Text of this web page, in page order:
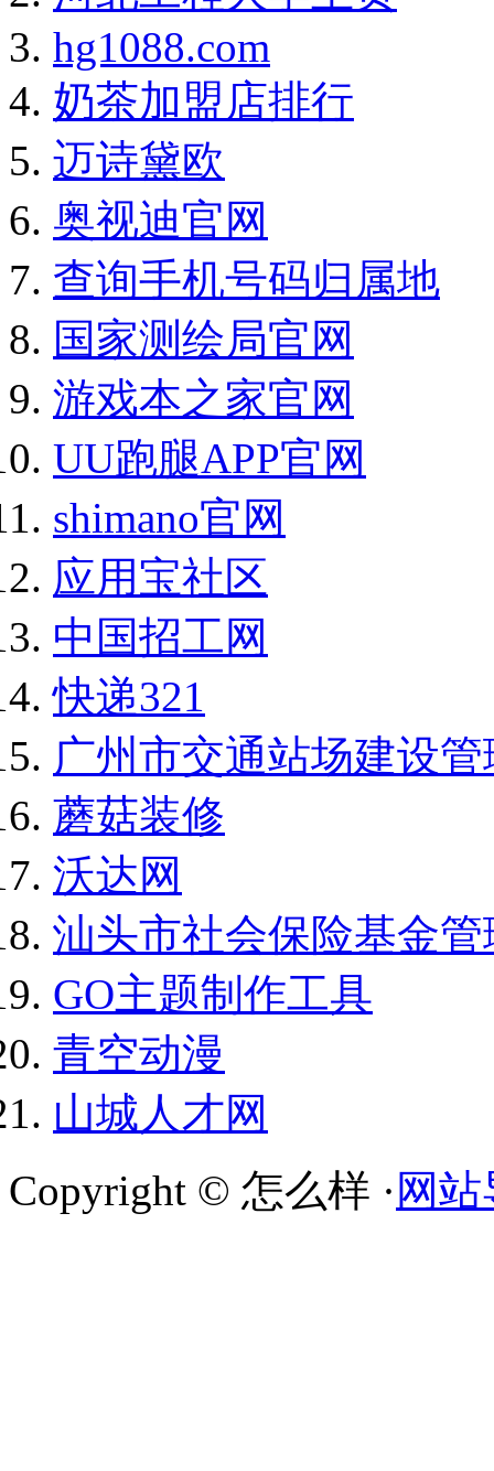
hg1088.com
奶茶加盟店排行
迈诗黛欧
奥视迪官网
查询手机号码归属地
国家测绘局官网
游戏本之家官网
UU跑腿APP官网
shimano官网
应用宝社区
中国招工网
快递321
广州市交通站场建设
蘑菇装修
沃达网
汕头市社会保险基金管
GO主题制作工具
青空动漫
山城人才网
Copyright © 怎么样 · 网